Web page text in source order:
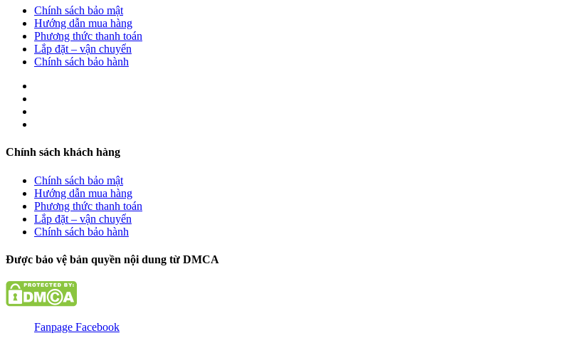
Chính sách bảo mật
Hướng dẫn mua hàng
Phương thức thanh toán
Lắp đặt – vận chuyển
Chính sách bảo hành
Chính sách khách hàng
Chính sách bảo mật
Hướng dẫn mua hàng
Phương thức thanh toán
Lắp đặt – vận chuyển
Chính sách bảo hành
Được bảo vệ bản quyền nội dung từ DMCA
Fanpage Facebook